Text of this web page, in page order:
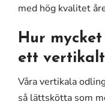
med hög kvalitet
Hur
ett vertikalt
Våra vertikala
så lättskötta som